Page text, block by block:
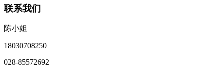
联系我们
陈小姐
18030708250
028-85572692